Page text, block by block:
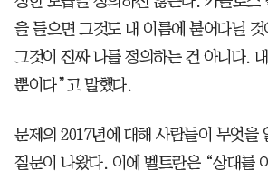
을 들으면 그것도 내 이름에 붙어다닐
그것이 진짜 나를 정의하는 건 아니다.
뿐이다”고 말했다.
문제의 2017년에 대해 사람들이 무엇을
질문이 나왔다. 이에 벨트란은 “상대를